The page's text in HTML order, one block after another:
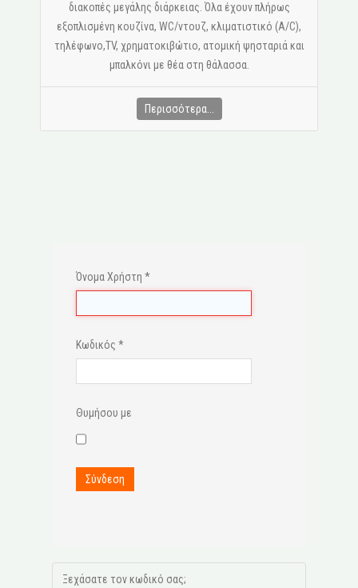
διακοπές μεγάλης διάρκειας. Όλα έχουν πλήρως
εξοπλισμένη κουζίνα, WC/ντουζ, κλιματιστικό (A/C),
τηλέφωνο,ΤV, χρηματοκιβώτιο, ατομική ψησταριά και
μπαλκόνι με θέα στη θάλασσα.
Περισσότερα...
Όνομα Χρήστη *
Κωδικός *
Θυμήσου με
Σύνδεση
Ξεχάσατε τον κωδικό σας;